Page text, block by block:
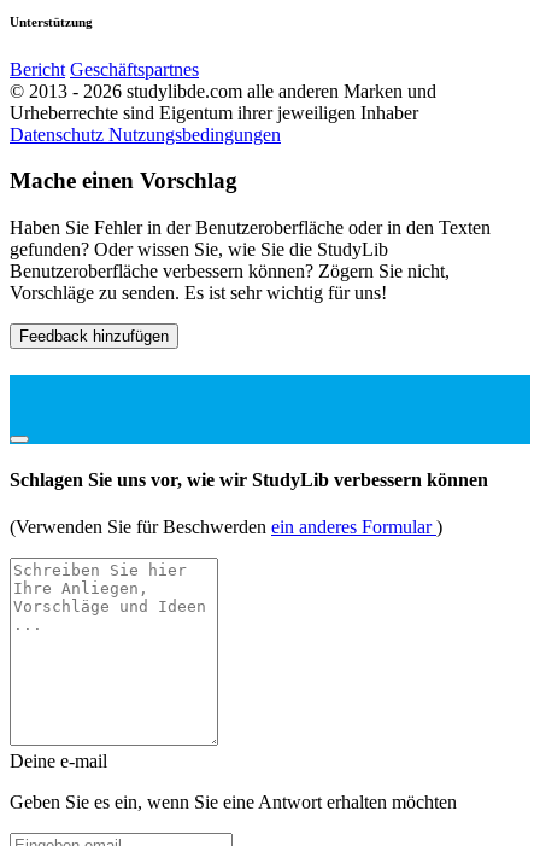
Unterstützung
Bericht Geschäftspartnes
© 2013 - 2026 studylibde.com alle anderen Marken und
Urheberrechte sind Eigentum ihrer jeweiligen Inhaber
Datenschutz Nutzungsbedingungen
Mache einen Vorschlag
Haben Sie Fehler in der Benutzeroberfläche oder in den Texten
gefunden? Oder wissen Sie, wie Sie die StudyLib
Benutzeroberfläche verbessern können? Zögern Sie nicht,
Vorschläge zu senden. Es ist sehr wichtig für uns!
Feedback hinzufügen
Schlagen Sie uns vor, wie wir StudyLib verbessern können
(Verwenden Sie für Beschwerden ein anderes Formular)
Deine e-mail
Geben Sie es ein, wenn Sie eine Antwort erhalten möchten